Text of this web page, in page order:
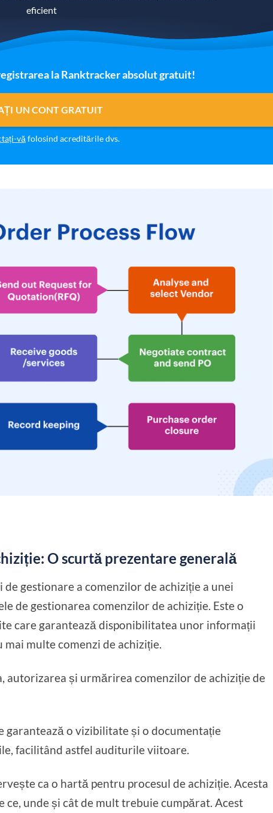
eficient
la Ranktracker absolut gratuit!
UN CONT GRATUIT
vă folosind acreditările dvs.
O scurtă prezentare generală
gestionare a comenzilor de achiziție a unei
de gestionarea comenzilor de achiziție. Este o
care garantează disponibilitatea unor informații
multe comenzi de achiziție.
autorizarea și urmărirea comenzilor de achiziție de
garantează o vizibilitate și o documentație
facilitând astfel auditurile viitoare.
ca o hartă pentru procesul de achiziție. Acesta
unde și cât de mult trebuie cumpărat. Acest